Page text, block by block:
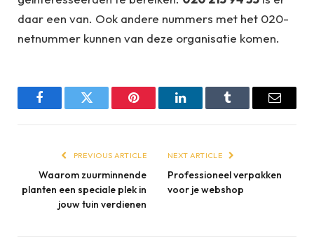
daar een van. Ook andere nummers met het 020-
netnummer kunnen van deze organisatie komen.
FacebookTwitter Pinterest LinkedInTumblr Email
PREVIOUS ARTICLE
Waarom zuurminnende
planten een speciale plek in
jouw tuin verdienen
NEXT ARTICLE
Professioneel verpakken
voor je webshop